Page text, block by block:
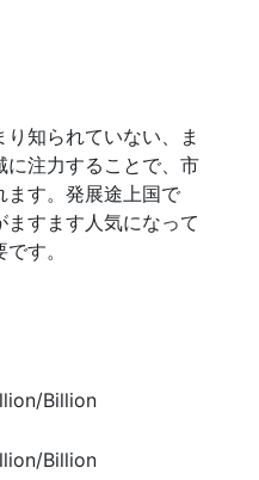
知られていない、ま
に注力することで、市
ます。発展途上国で
ますます人気になって
す。
Billion
Billion